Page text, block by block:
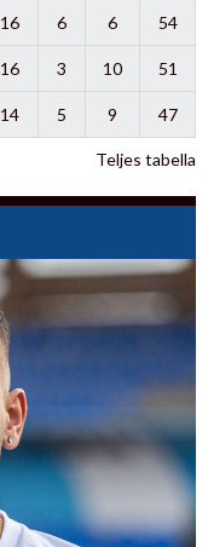
16 6 6 54
16 3 10 51
14 5 9 47
Teljes tabella